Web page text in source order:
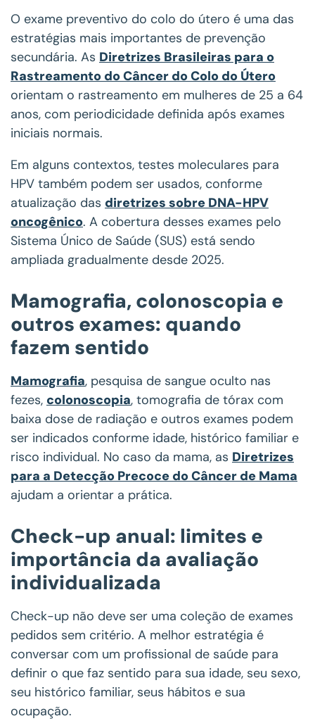
O exame preventivo do colo do útero é uma das
estratégias mais importantes de prevenção
secundária. As Diretrizes Brasileiras para o
Rastreamento do Câncer do Colo do Útero
orientam o rastreamento em mulheres de 25 a 64
anos, com periodicidade definida após exames
iniciais normais.
Em alguns contextos, testes moleculares para
HPV também podem ser usados, conforme
atualização das diretrizes sobre DNA-HPV
oncogênico. A cobertura desses exames pelo
Sistema Único de Saúde (SUS) está sendo
ampliada gradualmente desde 2025.
Mamografia, colonoscopia e
outros exames: quando
fazem sentido
Mamografia, pesquisa de sangue oculto nas
fezes, colonoscopia, tomografia de tórax com
baixa dose de radiação e outros exames podem
ser indicados conforme idade, histórico familiar e
risco individual. No caso da mama, as Diretrizes
para a Detecção Precoce do Câncer de Mama
ajudam a orientar a prática.
Check-up anual: limites e
importância da avaliação
individualizada
Check-up não deve ser uma coleção de exames
pedidos sem critério. A melhor estratégia é
conversar com um profissional de saúde para
definir o que faz sentido para sua idade, seu sexo,
seu histórico familiar, seus hábitos e sua
ocupação.